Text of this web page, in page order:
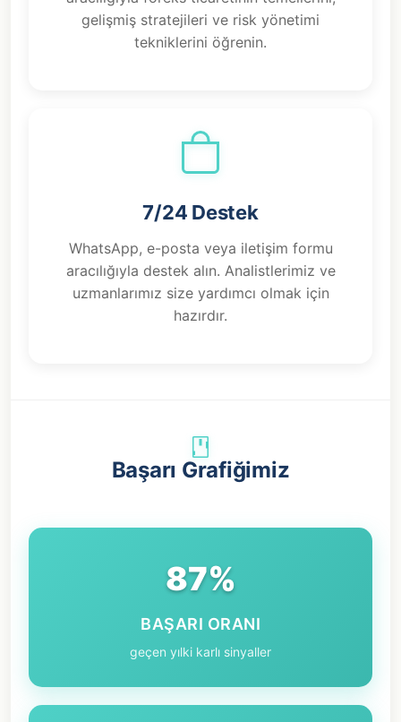
gelişmiş stratejileri ve risk yönetimi
tekniklerini öğrenin.
7/24 Destek
WhatsApp, e-posta veya iletişim formu
aracılığıyla destek alın. Analistlerimiz ve
uzmanlarımız size yardımcı olmak için
hazırdır.
Başarı Grafiğimiz
87%
BAŞARI ORANI
geçen yılki karlı sinyaller